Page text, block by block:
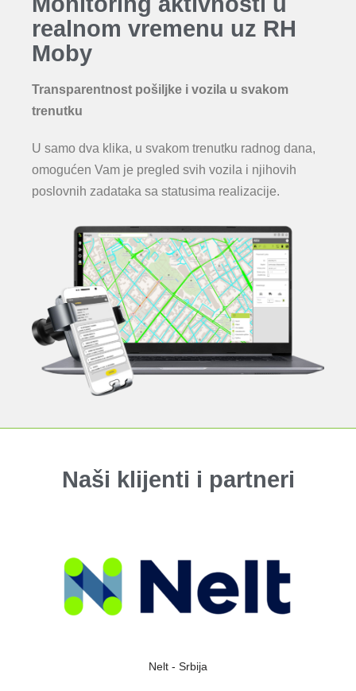
realnom vremenu uz RH
Moby
Transparentnost pošiljke i vozila u svakom
trenutku
U samo dva klika, u svakom trenutku radnog dana,
omogućen Vam je pregled svih vozila i njihovih
poslovnih zadataka sa statusima realizacije.
Naši klijenti i partneri
Nelt - Srbija